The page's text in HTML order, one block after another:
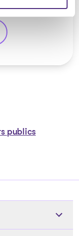
publics